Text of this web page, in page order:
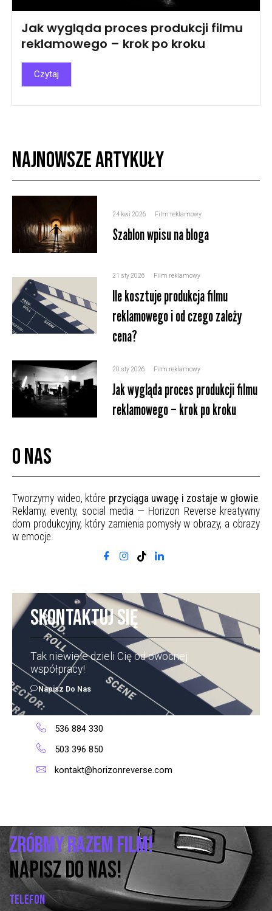
Jak wygląda proces produkcji filmu
reklamowego – krok po kroku
Czytaj
Najnowsze artykuły
24 kwi 2026 Film reklamowy
Szablon wpisu na bloga
21 sty 2026 Film reklamowy
Ile kosztuje produkcja filmu
reklamowego i od czego zależy
cena?
20 sty 2026 Film reklamowy
Jak wygląda proces produkcji filmu
reklamowego – krok po kroku
O nas
Tworzymy wideo, które przyciąga uwagę i zostaje w głowie
Reklamy, eventy, social media — Horizon Reverse kreatywny
dom produkcyjny, który zamienia pomysły w obrazy, a obrazy
w emocje.
Skontaktuj się
Tak niewiele dzieli Cię od owocnej
współpracy!
Napisz Do Nas
536 884 330
503 396 850
kontakt@horizonreverse.com
Zróbmy razem film!
NAPISZ DO NAS!
Telefon